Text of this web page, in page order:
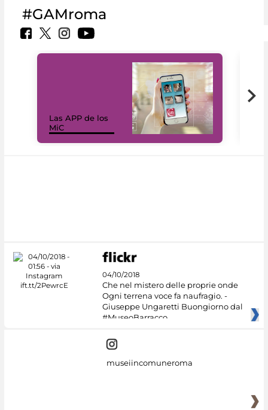
#GAMroma
Las APP de los
MiC
04/10/2018
Che nel mistero delle proprie onde
Ogni terrena voce fa naufragio. -
Giuseppe Ungaretti Buongiorno dal
#MuseoBarracco
museiincomuneroma